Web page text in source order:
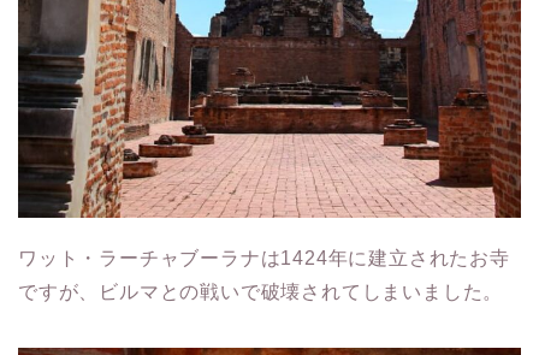
ワット・ラーチャブーラナは1424年に建立されたお寺
ですが、ビルマとの戦いで破壊されてしまいました。